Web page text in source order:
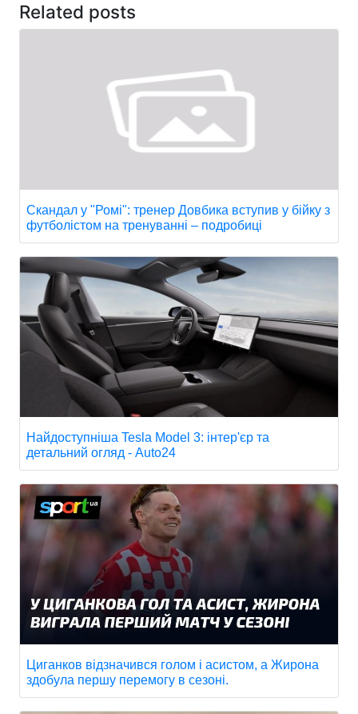
Related posts
Скандал у "Ромі": тренер Довбика вступив у бійку з
футболістом на тренуванні – подробиці
Найдоступніша Tesla Model 3: інтер'єр та
детальний огляд - Auto24
Циганков відзначився голом і асистом, а Жирона
здобула першу перемогу в сезоні.